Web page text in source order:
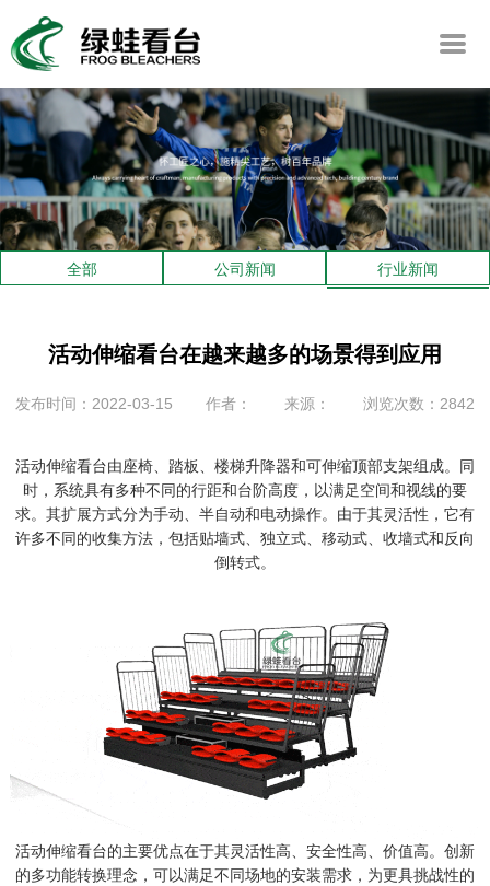
全部 公司新闻 行业新闻
活动伸缩看台在越来越多的场景得到应用
发布时间：2022-03-15 作者： 来源： 浏览次数：2842
活动伸缩看台由座椅、踏板、楼梯升降器和可伸缩顶部支架组成。同
时，系统具有多种不同的行距和台阶高度，以满足空间和视线的要
求。其扩展方式分为手动、半自动和电动操作。由于其灵活性，它有
许多不同的收集方法，包括贴墙式、独立式、移动式、收墙式和反向
倒转式。
活动伸缩看台的主要优点在于其灵活性高、安全性高、价值高。创新
的多功能转换理念，可以满足不同场地的安装需求，为更具挑战性的